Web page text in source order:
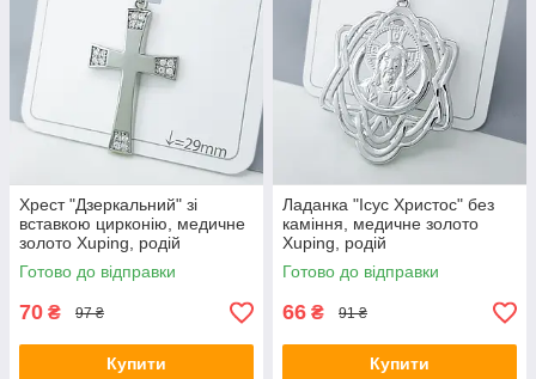
Хрест "Дзеркальний" зі
вставкою цирконію, медичне
золото Xuping, родій
Готово до відправки
70 ₴ 97 ₴
Купити
Ладанка "Ісус Христос" без
каміння, медичне золото
Xuping, родій
Готово до відправки
66 ₴ 91 ₴
Купити